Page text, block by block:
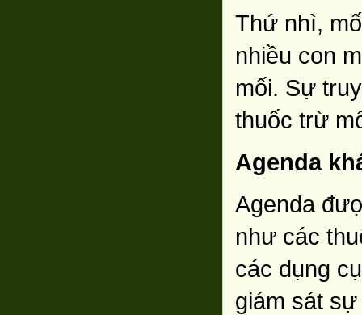
Thứ nhì,
nhiều con
mối. Sự
thuốc trừ
Agenda
Agenda
như các
các dụng
giám sát